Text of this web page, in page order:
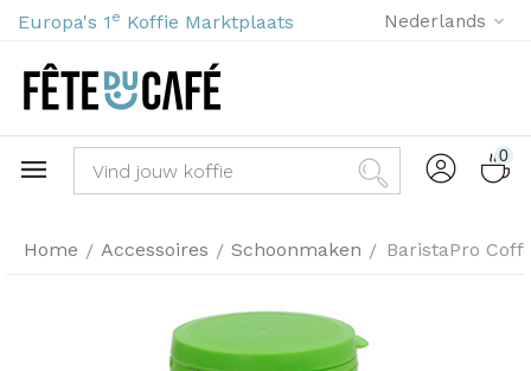
Europa's 1 e Koffie Marktplaats Nederlands
0
Home / Accessoires / Schoonmaken / BaristaPro